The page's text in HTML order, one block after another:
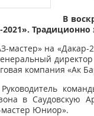
В
на «Дакар-
компания «Ак
Руководитель
в Саудовскую
Юниор».